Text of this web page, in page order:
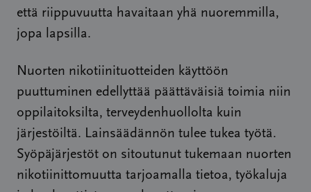
että riippuvuutta havaitaan yhä nuoremmilla,
jopa lapsilla.
Nuorten nikotiinituotteiden käyttöön
puuttuminen edellyttää päättäväisiä toimia niin
oppilaitoksilta, terveydenhuollolta kuin
järjestöiltä. Lainsäädännön tulee tukea työtä.
Syöpäjärjestöt on sitoutunut tukemaan nuorten
nikotiinittomuutta tarjoamalla tietoa, työkaluja